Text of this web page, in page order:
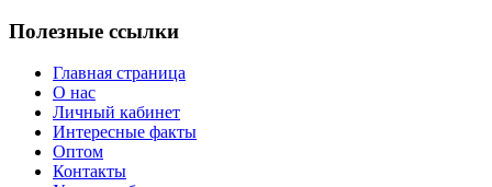
Полезные ссылки
Главная страница
О нас
Личный кабинет
Интересные факты
Оптом
Контакты